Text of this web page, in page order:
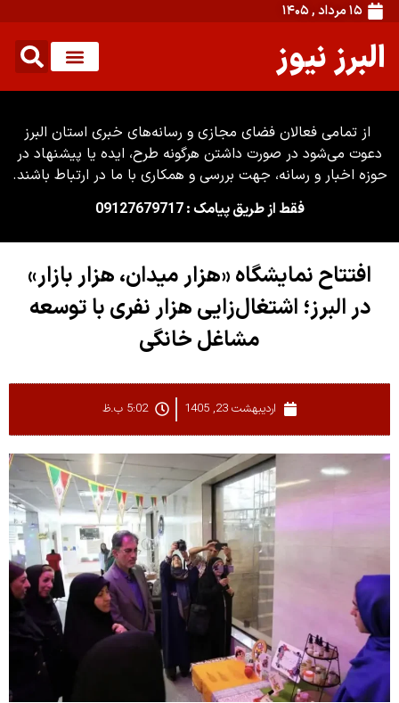
۱۵ مرداد , ۱۴۰۵
البرز نیوز
از تمامی فعالان فضای مجازی و رسانه‌های خبری استان البرز
دعوت می‌شود در صورت داشتن هرگونه طرح، ایده یا پیشنهاد در
حوزه اخبار و رسانه، جهت بررسی و همکاری با ما در ارتباط باشند.
فقط از طریق پیامک : 09127679717
افتتاح نمایشگاه «هزار میدان، هزار بازار»
در البرز؛ اشتغال‌زایی هزار نفری با توسعه
مشاغل خانگی
اردیبهشت 23, 1405 5:02 ب.ظ